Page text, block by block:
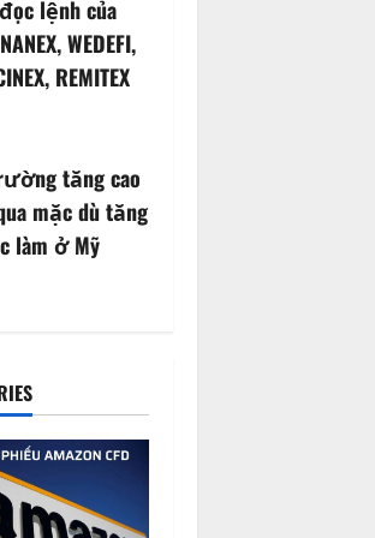
lệnh của
WEDEFI,
REMITEX
tăng cao
mặc dù tăng
làm ở Mỹ